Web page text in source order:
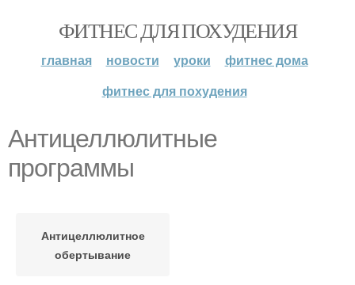
ФИТНЕС ДЛЯ ПОХУДЕНИЯ
главная новости уроки
фитнес дома
фитнес для похудения
Антицеллюлитные
программы
Антицеллюлитное
обертывание